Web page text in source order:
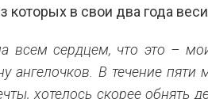
которых в свои два года
всем сердцем, что это –
ангелочков. В течение
хотелось скорее обнять